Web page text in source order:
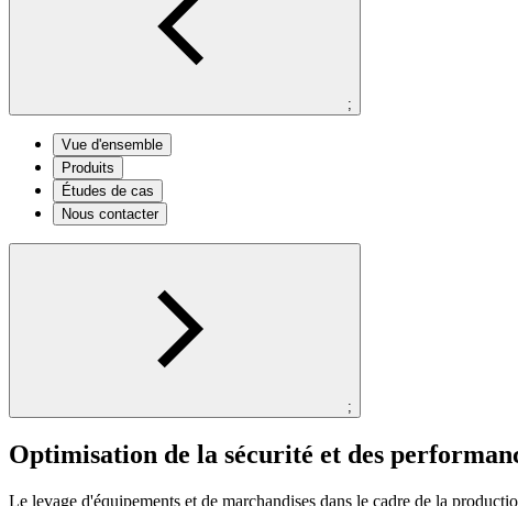
;
Vue d'ensemble
Produits
Études de cas
Nous contacter
;
Optimisation de la sécurité et des
Le levage d'équipements et de marchandises dans le cadre de la